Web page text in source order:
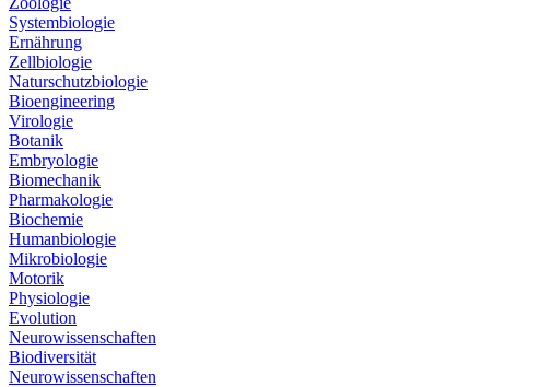
Systembiologie
Ernährung
Zellbiologie
Naturschutzbiologie
Bioengineering
Virologie
Botanik
Embryologie
Biomechanik
Pharmakologie
Biochemie
Humanbiologie
Mikrobiologie
Motorik
Physiologie
Evolution
Neurowissenschaften
Biodiversität
Neurowissenschaften